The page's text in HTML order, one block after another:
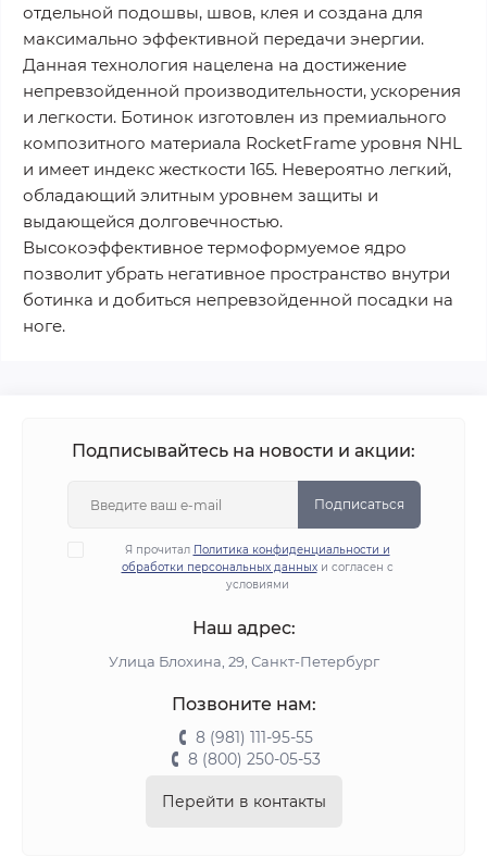
отдельной подошвы, швов, клея и создана для
максимально эффективной передачи энергии.
Данная технология нацелена на достижение
непревзойденной производительности, ускорения
и легкости. Ботинок изготовлен из премиального
композитного материала RocketFrame уровня NHL
и имеет индекс жесткости 165. Невероятно легкий,
обладающий элитным уровнем защиты и
выдающейся долговечностью.
Высокоэффективное термоформуемое ядро
позволит убрать негативное пространство внутри
ботинка и добиться непревзойденной посадки на
ноге.
Подписывайтесь на новости и акции:
Подписаться
Я прочитал Политика конфиденциальности и
обработки персональных данныхи согласен с
условиями
Наш адрес:
Улица Блохина, 29, Санкт-Петербург
Позвоните нам:
8 (981) 111-95-55
8 (800) 250-05-53
Перейти в контакты